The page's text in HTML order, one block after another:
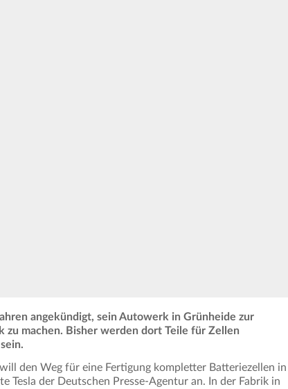
angekündigt, sein Autowerk in Grünheide zur
machen. Bisher werden dort Teile für Zellen
den Weg für eine Fertigung kompletter Batteriezellen in
Tesla der Deutschen Presse-Agentur an. In der Fabrik in